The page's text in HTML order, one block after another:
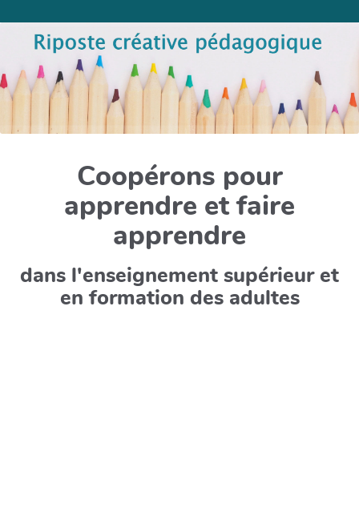
Coopérons pour
apprendre et faire
apprendre
dans l'enseignement supérieur et
en formation des adultes